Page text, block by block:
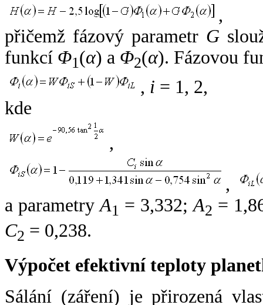
,
přičemž fázový parametr G
funkcí Φ1(α) a Φ2(α). Fázovou
, i = 1, 2,
kde
,
,
a parametryA1 = 3,332;A2 =
C2 = 0,238.
Výpočet efektivní teploty
Sálání (záření) je přirozená